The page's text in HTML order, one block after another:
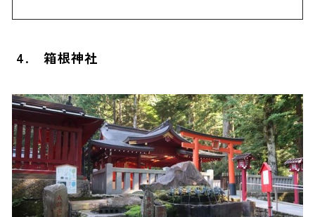
4. 箱根神社